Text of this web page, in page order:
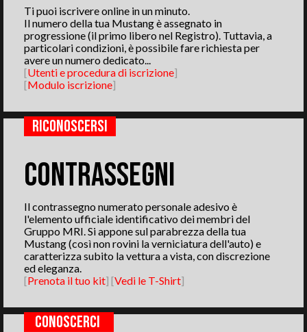
Ti puoi iscrivere online in un minuto.
Il numero della tua Mustang è assegnato in
progressione (il primo libero nel Registro). Tuttavia, a
particolari condizioni, è possibile fare richiesta per
avere un numero dedicato...
[Utenti e procedura di iscrizione]
[Modulo iscrizione]
RICONOSCERSI
CONTRASSEGNI
Il contrassegno numerato personale adesivo è
l'elemento ufficiale identificativo dei membri del
Gruppo MRI. Si appone sul parabrezza della tua
Mustang (così non rovini la verniciatura dell'auto) e
caratterizza subito la vettura a vista, con discrezione
ed eleganza.
[Prenota il tuo kit] [Vedi le T-Shirt]
CONOSCERCI